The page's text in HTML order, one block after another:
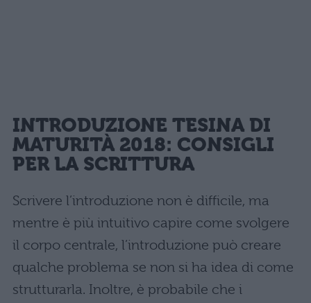
INTRODUZIONE TESINA DI
MATURITÀ 2018: CONSIGLI
PER LA SCRITTURA
Scrivere l’introduzione non è difficile, ma
mentre è più intuitivo capire come svolgere
il corpo centrale, l’introduzione può creare
qualche problema se non si ha idea di come
strutturarla. Inoltre, è probabile che i